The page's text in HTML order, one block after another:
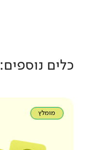
כלים נוספים:
מומלץ